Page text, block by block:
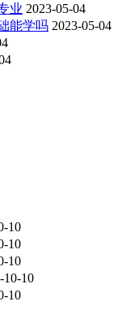
业 2023-05-04
能学吗 2023-05-04
10
10
10
10-10
10